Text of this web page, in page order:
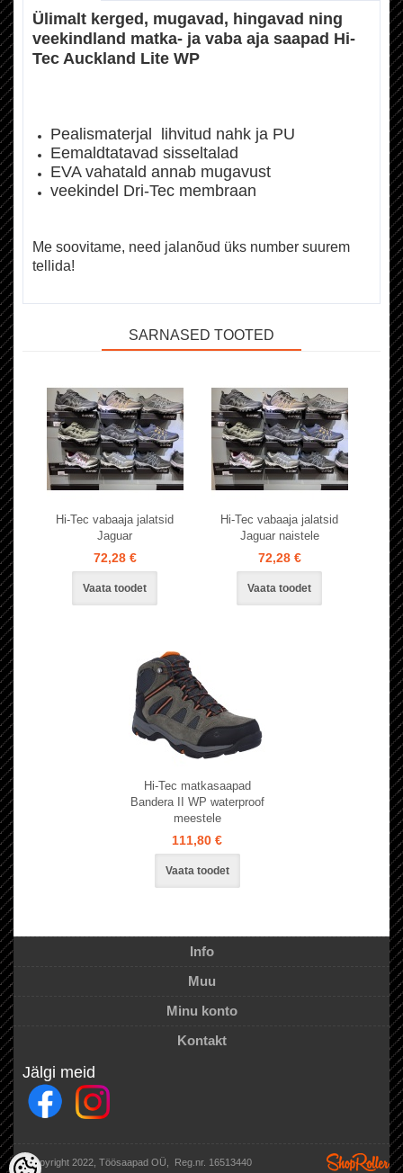
Ülimalt kerged, mugavad, hingavad ning
veekindland matka- ja vaba aja saapad Hi-
Tec Auckland Lite WP
Pealismaterjal lihvitud nahk ja PU
Eemaldtatavad sisseltalad
EVA vahatald annab mugavust
veekindel Dri-Tec membraan
Me soovitame, need jalanõud üks number suurem
tellida!
SARNASED TOOTED
Hi-Tec vabaaja jalatsid
Jaguar
72,28 €
Vaata toodet
Hi-Tec vabaaja jalatsid
Jaguar naistele
72,28 €
Vaata toodet
Hi-Tec matkasaapad
Bandera II WP waterproof
meestele
111,80 €
Vaata toodet
Info
Muu
Minu konto
Kontakt
Jälgi meid
(c) copyright 2022, Töösaapad OÜ, Reg.nr. 16513440